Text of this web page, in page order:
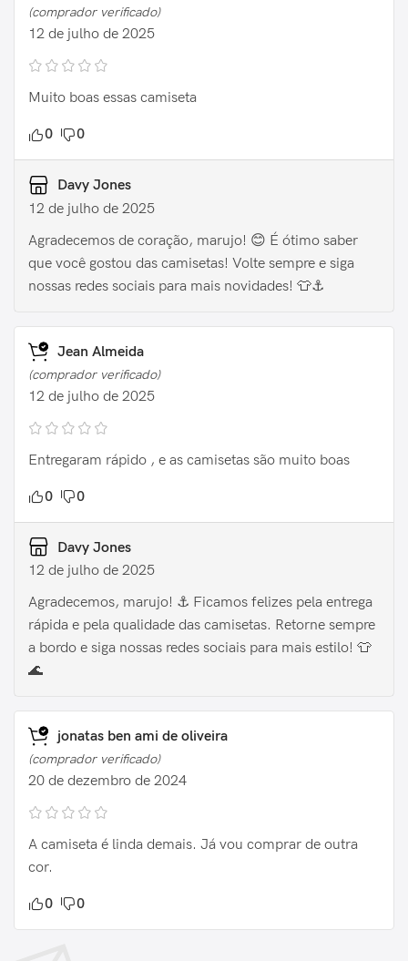
(comprador verificado)
12 de julho de 2025
Muito boas essas camiseta
0 0
Davy Jones
12 de julho de 2025
Agradecemos de coração, marujo! 😊 É ótimo saber
que você gostou das camisetas! Volte sempre e siga
nossas redes sociais para mais novidades! 👕⚓
Jean Almeida
(comprador verificado)
12 de julho de 2025
Entregaram rápido , e as camisetas são muito boas
0 0
Davy Jones
12 de julho de 2025
Agradecemos, marujo! ⚓ Ficamos felizes pela entrega
rápida e pela qualidade das camisetas. Retorne sempre
a bordo e siga nossas redes sociais para mais estilo! 👕
🌊
jonatas ben ami de oliveira
(comprador verificado)
20 de dezembro de 2024
A camiseta é linda demais. Já vou comprar de outra
cor.
0 0